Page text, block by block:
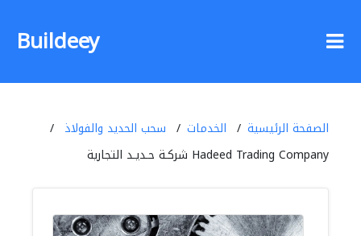
Buildeey
الصفحة الرئيسية الخدمات
سحب الحديد والفولاذ
Hadeed Trading Company شركـة حـديـد التجارية